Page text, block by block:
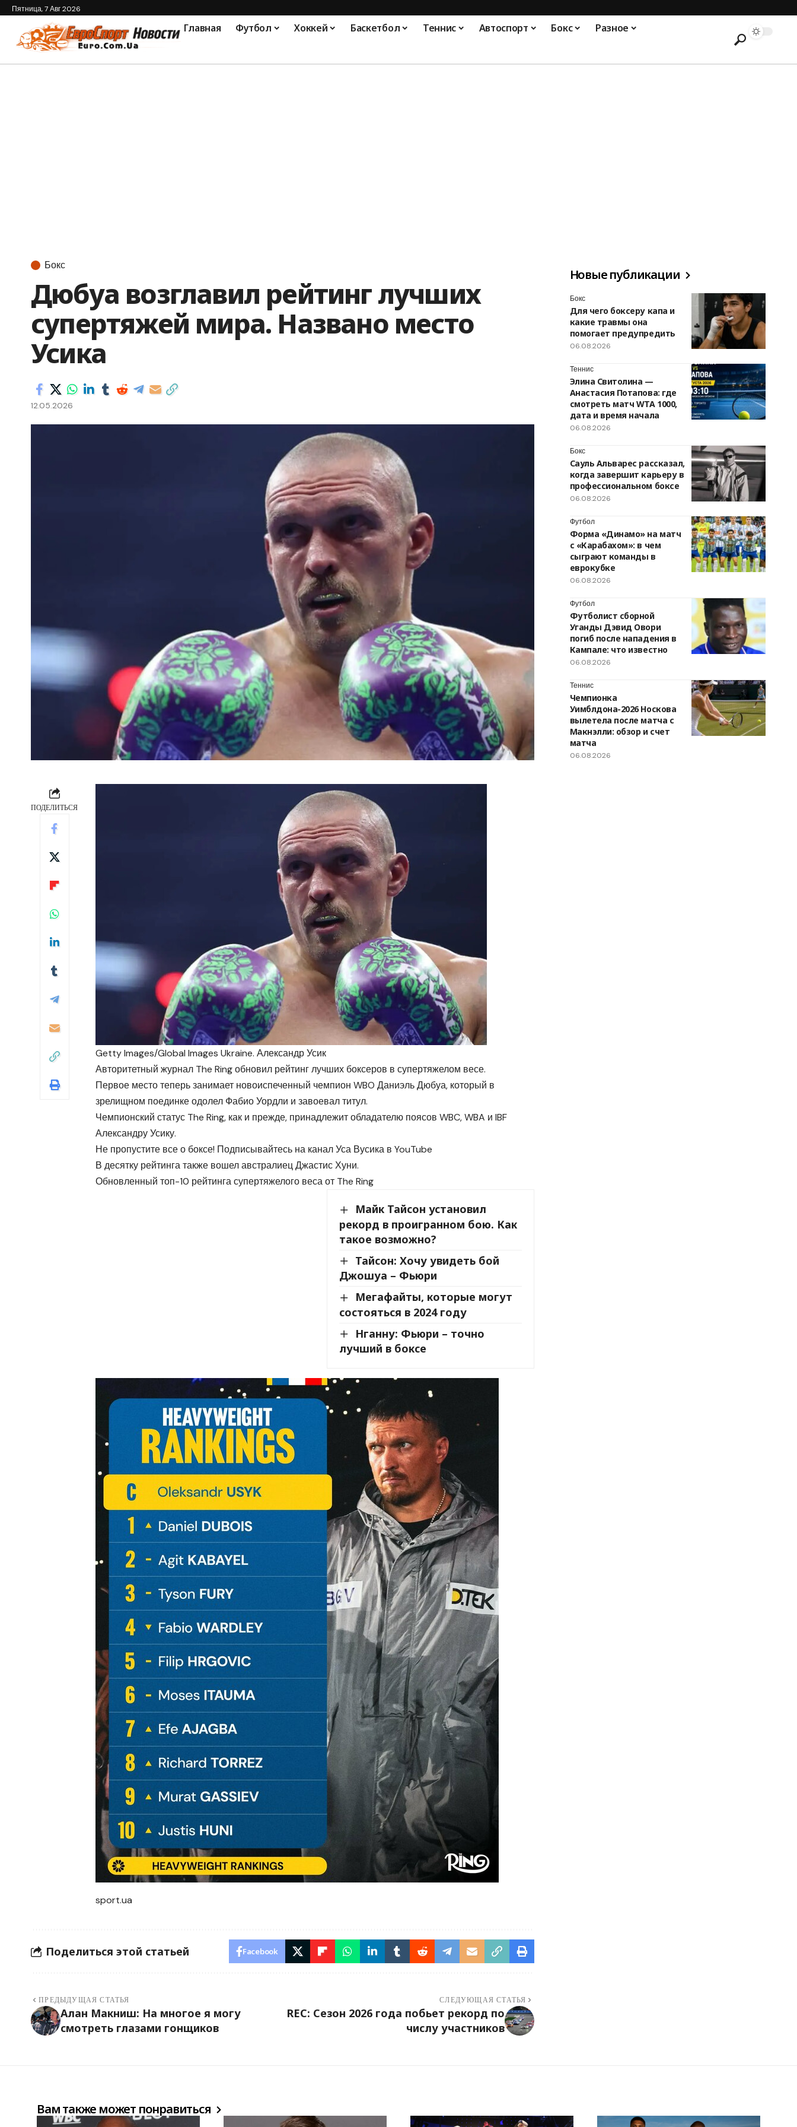
Пятница, 7 Авг 2026
Главная Футбол Хоккей Баскетбол Теннис Автоспорт Бокс Разное
Бокс
Дюбуа возглавил рейтинг лучших
супертяжей мира. Названо место
Усика
12.05.2026
ПОДЕЛИТЬСЯ
Getty Images/Global Images Ukraine. Александр Усик
Авторитетный журнал The Ring обновил рейтинг лучших боксеров в супертяжелом весе.
Первое место теперь занимает новоиспеченный чемпион WBO Даниэль Дюбуа, который в
зрелищном поединке одолел Фабио Уордли и завоевал титул.
Чемпионский статус The Ring, как и прежде, принадлежит обладателю поясов WBC, WBA и IBF
Александру Усику.
Не пропустите все о боксе! Подписывайтесь на канал Уса Вусика в YouTube
В десятку рейтинга также вошел австралиец Джастис Хуни.
Обновленный топ-10 рейтинга супертяжелого веса от The Ring
Майк Тайсон установил
рекорд в проигранном бою. Как
такое возможно?
Тайсон: Хочу увидеть бой
Джошуа – Фьюри
Мегафайты, которые могут
состояться в 2024 году
Нганну: Фьюри – точно
лучший в боксе
sport.ua
Поделиться этой статьей Facebook
ПРЕДЫДУЩАЯ СТАТЬЯ
Алан Макниш: На многое я могу
смотреть глазами гонщиков
СЛЕДУЮЩАЯ СТАТЬЯ
REC: Сезон 2026 года побьет рекорд по
числу участников
Новые публикации
Бокс
Для чего боксеру капа и
какие травмы она
помогает предупредить
06.08.2026
Теннис
Элина Свитолина —
Анастасия Потапова: где
смотреть матч WTA 1000,
дата и время начала
06.08.2026
Бокс
Сауль Альварес рассказал,
когда завершит карьеру в
профессиональном боксе
06.08.2026
Футбол
Форма «Динамо» на матч
с «Карабахом»: в чем
сыграют команды в
еврокубке
06.08.2026
Футбол
Футболист сборной
Уганды Дэвид Овори
погиб после нападения в
Кампале: что известно
06.08.2026
Теннис
Чемпионка
Уимблдона-2026 Носкова
вылетела после матча с
Макнэлли: обзор и счет
матча
06.08.2026
Вам также может понравиться